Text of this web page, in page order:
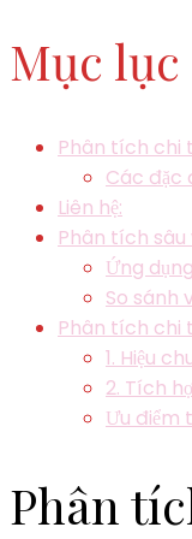
Mục lục
Phân tích chi
Các đặc
Liên hệ:
Phân tích sâu
Ứng
So sánh
Phân tích chi
1. Hiệu
2. Tích
Ưu điểm
Phân